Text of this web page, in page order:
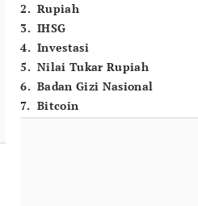
2. Rupiah
3. IHSG
4. Investasi
5. Nilai Tukar Rupiah
6. Badan Gizi Nasional
7. Bitcoin